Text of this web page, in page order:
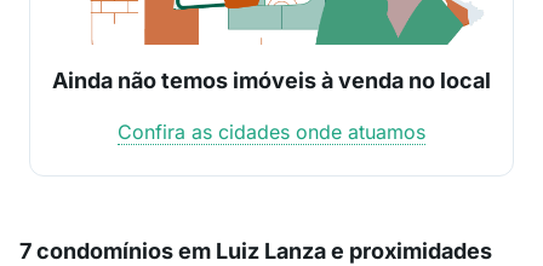
Ainda não temos imóveis à venda no local
Confira as cidades onde atuamos
7 condomínios em Luiz Lanza e proximidades